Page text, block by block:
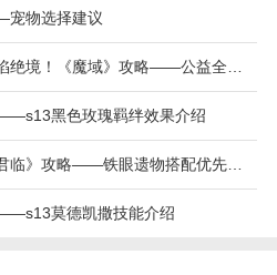
其独特的变形机制和创新的
游戏的战斗设计非常灵活，
战斗场景自由切换形态，策
戏中的变形效果流畅，战斗
视觉冲击的体验。丰富的角
增加了游戏的可玩性，玩家
解锁新内容。
作战的 手机游戏 ，欢迎大
宠物选择建议
红色濒危、亚洲象已陷绝境！《魔域》攻略——公益全力出击
黑色玫瑰羁绊效果介绍
《艾尔登法环：黑夜君临》攻略——铁眼遗物搭配优先级介绍
莫德凯撒技能介绍